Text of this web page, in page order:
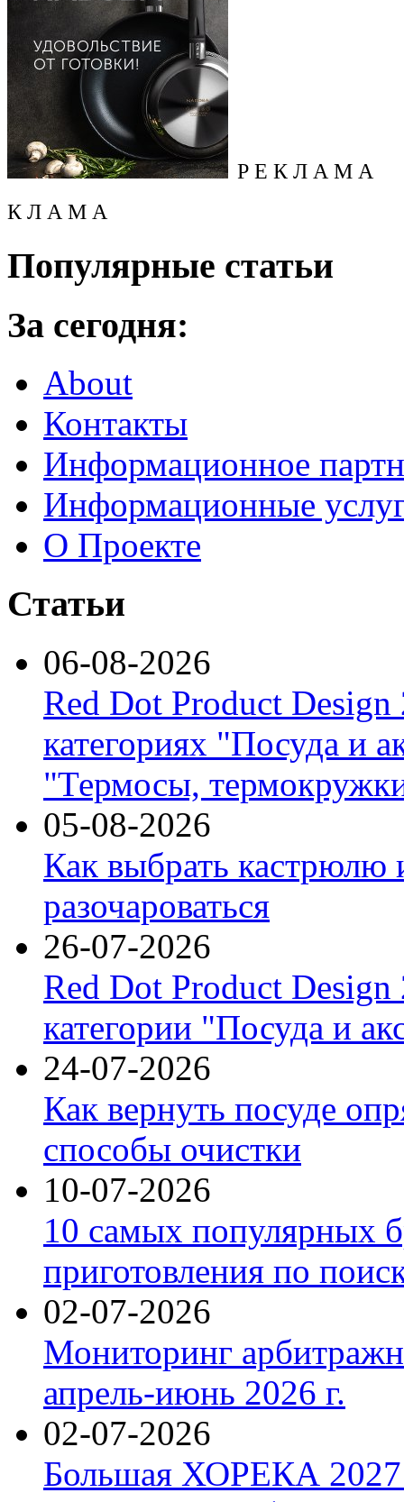
Р Е К Л А М А
К Л А М А
Популярные статьи
За сегодня:
About
Контакты
Информационное
Информационные
О Проекте
Статьи
06-08-2026
Red Dot Product Design
категориях "Посуда и
"Термосы,
05-08-2026
Как выбрать кастрюлю
разочароваться
26-07-2026
Red Dot Product Design
категории "Посуда и
24-07-2026
Как вернуть посуде
способы очистки
10-07-2026
10 самых популярных
приготовления по
02-07-2026
Мониторинг
апрель-июнь 2026 г.
02-07-2026
Большая ХОРЕКА 2027: